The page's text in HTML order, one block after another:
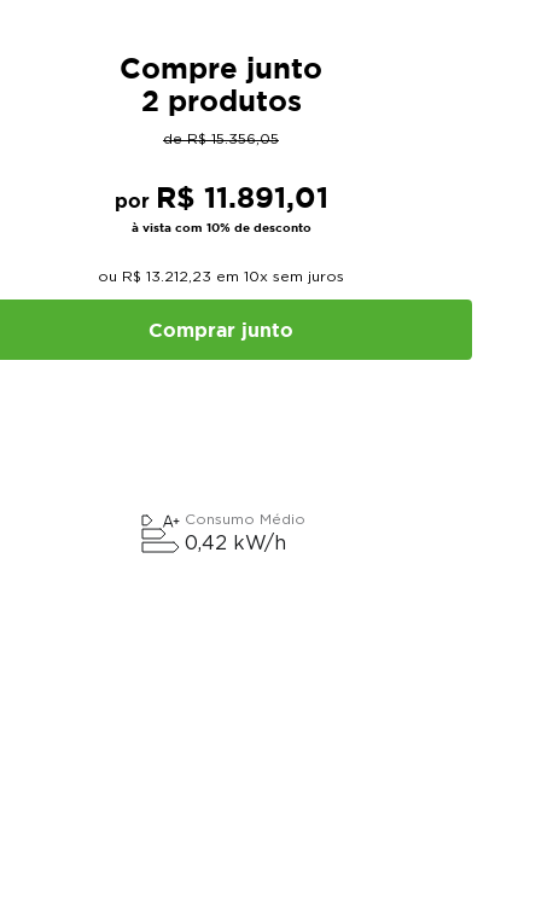
Compre junto
2 produtos
deR$ 15.356,05
por R$ 11.891,01
à vista com 10% de desconto
ou R$ 13 212 23 em 10x sem juros
Comprar junto
Consumo Médio
0,42 kW/h